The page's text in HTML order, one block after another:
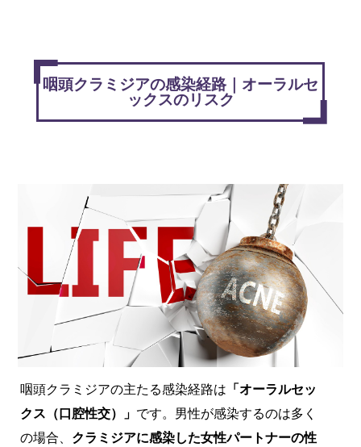
咽頭クラミジアの感染経路｜オーラルセ
ックスのリスク
咽頭クラミジアの主たる感染経路は 「オーラルセッ
クス（口腔性交）」 です。男性が感染するのは多く
の場合、 クラミジアに感染した女性パートナーの性